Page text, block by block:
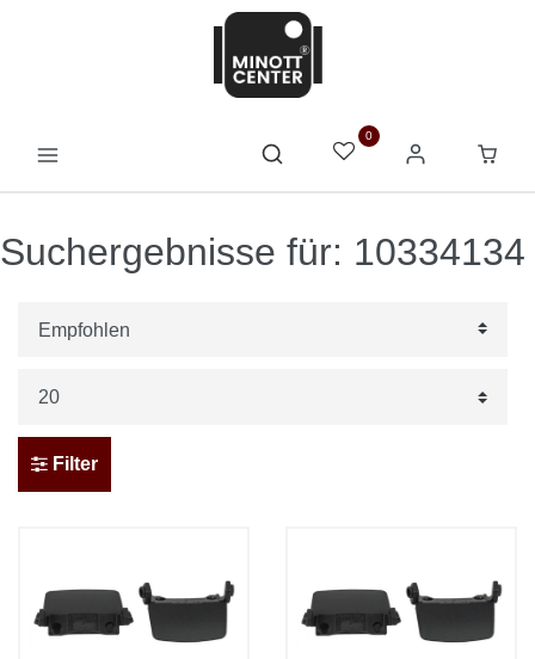
0
Suchergebnisse für: 10334134
Filter